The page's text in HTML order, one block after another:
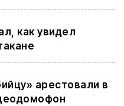
как увидел
арестовали в